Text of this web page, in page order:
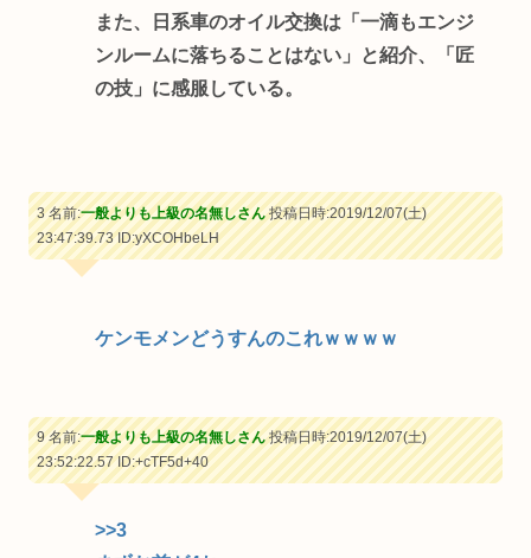
また、日系車のオイル交換は「一滴もエンジ
ンルームに落ちることはない」と紹介、「匠
の技」に感服している。
3 名前:一般よりも上級の名無しさん投稿日時:2019/12/07(土)
23:47:39.73ID:yXCOHbeLH
ケンモメンどうすんのこれｗｗｗｗ
9 名前:一般よりも上級の名無しさん投稿日時:2019/12/07(土)
23:52:22.57ID:+cTF5d+40
>>3